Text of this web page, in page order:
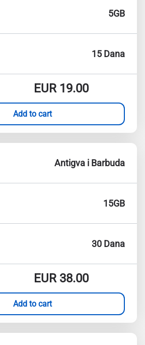
5GB
15 Dana
EUR19.00
Add to cart
Antigva i Barbuda
15GB
30 Dana
EUR38.00
Add to cart